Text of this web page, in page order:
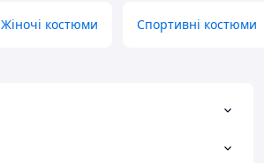
Жіночі костюми Спортивні костюми